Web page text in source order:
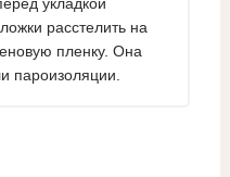
расстелить на
пленку. Она
пароизоляции.